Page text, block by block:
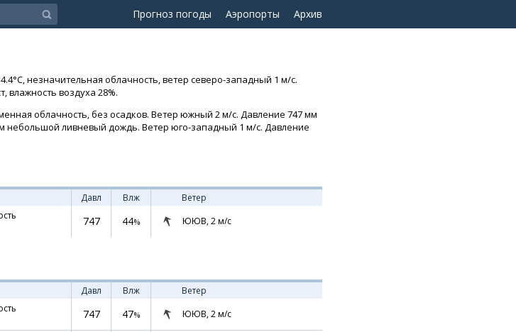
Прогноз погоды Аэропорты Архив
незначительная облачность, ветер северо-западный 1 м/с.
влажность воздуха 28%.
облачность, без осадков. Ветер южный 2 м/с. Давление 747 мм
небольшой ливневый дождь. Ветер юго-западный 1 м/с. Давление
Давл Влж
Ветер
747 44% ЮЮВ, 2м/с
Давл Влж
Ветер
747 47% ЮЮВ, 2м/с